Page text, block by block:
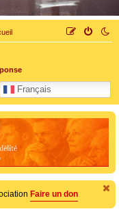
Français
Faire un don